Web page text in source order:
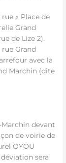
« Place de
Grand
de Lize 2).
Grand
avec la
Marchin (dite
devant
de voirie de
OYOU
sera